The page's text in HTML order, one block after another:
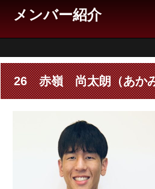
メンバー紹介
26 赤嶺 尚太朗（あか